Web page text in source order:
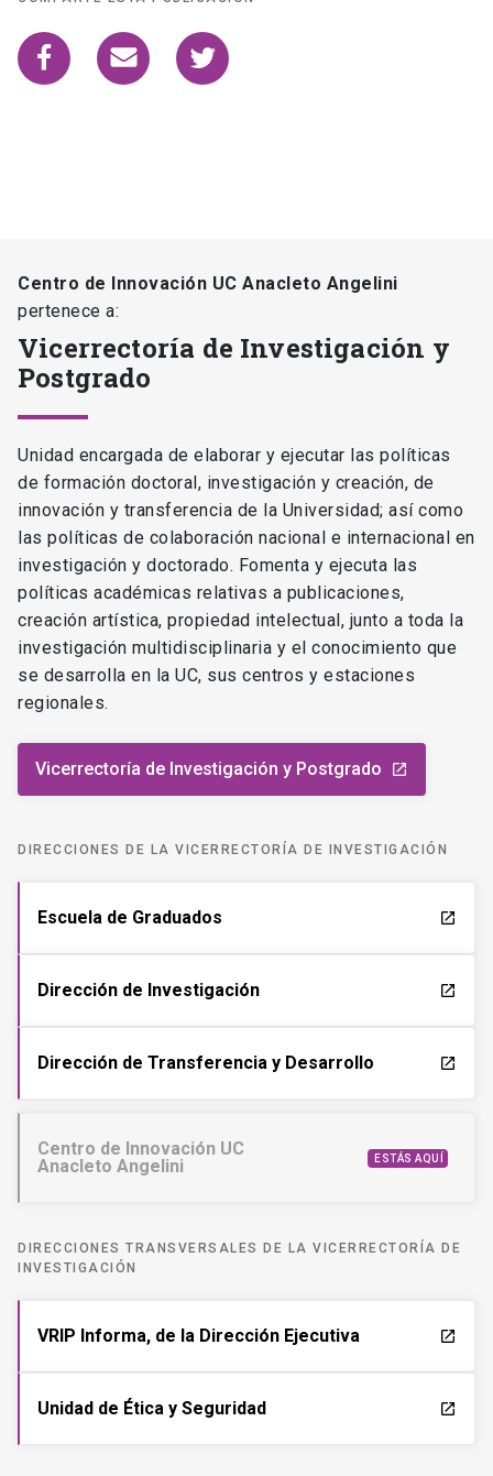
Centro de Innovación UC Anacleto Angelini
pertenece a:
Vicerrectoría de Investigación y
Postgrado
Unidad encargada de elaborar y ejecutar las políticas
de formación doctoral, investigación y creación, de
innovación y transferencia de la Universidad; así como
las políticas de colaboración nacional e internacional en
investigación y doctorado. Fomenta y ejecuta las
políticas académicas relativas a publicaciones,
creación artística, propiedad intelectual, junto a toda la
investigación multidisciplinaria y el conocimiento que
se desarrolla en la UC, sus centros y estaciones
regionales.
Vicerrectoría de Investigación y Postgrado launch
DIRECCIONES DE LA VICERRECTORÍA DE INVESTIGACIÓN
Escuela de Graduados launch
Dirección de Investigación launch
Dirección de Transferencia y Desarrollo launch
Centro de Innovación UC
Anacleto Angelini
ESTÁS AQUÍ
DIRECCIONES TRANSVERSALES DE LA VICERRECTORÍA DE
INVESTIGACIÓN
VRIP Informa, de la Dirección Ejecutiva launch
Unidad de Ética y Seguridad launch